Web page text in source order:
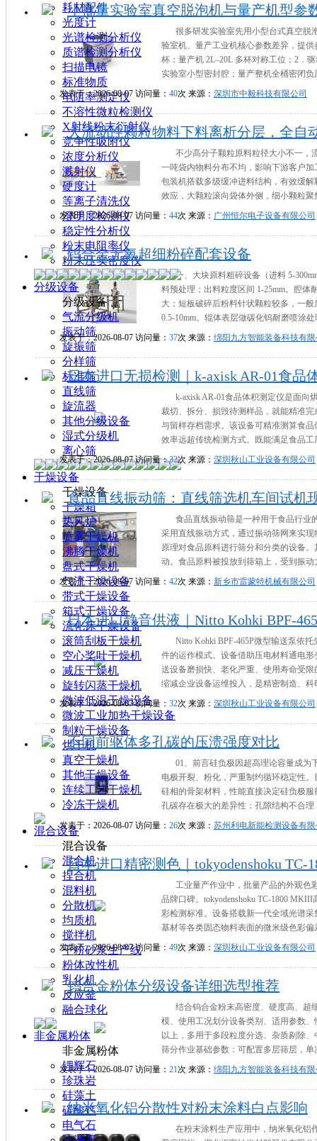
耗材配件
光度计
光谱检测分析仪
质谱检测分析仪
扫描电镜
标准物质
电阻率测定仪
不溶性微粒检测仪
X射线粉末衍射仪
竞争性吸附仪
浓度分析仪
溅射仪
硬度计
等离子清洗仪
澄明度检测仪
稳定性分析仪
粉末电阻率仪
粉末压实密度仪
分级设备
分级设备
气流分级机
振动筛
旋振筛
分样筛
标准筛
直线筛
旋流器
其他分级设备
湿式分级机
离心筛
干燥设备
干燥设备
干燥箱
热风炉
喷雾干燥机
沸腾干燥机
盘式干燥机
气流干燥设备
带式干燥设备
箱式干燥设备
流化床干燥设备
滚筒刮板干燥机
空心桨叶干燥机
减压干燥机
旋转闪蒸干燥机
微波低温干燥设备
微波工业加热干燥设备
制粒干燥设备
烘干机
真空干燥机
其他干燥设备
连续工艺干燥机
冷冻干燥机
混合设备
混合设备
混合机
捏合机
混料机
分散机
均质机
搅拌机
干粉砂浆生产线
粉体改性机
乳化机
反应釜
融合球化
非金属粉体
非金属粉体
锂辉石
珍珠岩
硅藻土
碳酸钙
电气石
小批量实验室真空脱泡机与量产机型参
很多研发实验室先用小型台式真空脱
验室机、量产工业机核心参数差异，提
杯；量产机 2L–20L 多杯对称工位；2．
实验室小型密封腔；量产整机全桶密闭负
发表于：2026-08-07 访问量： 40次 来源： 深圳市中毅科技有限公司
大流动性颗粒物料下料离析分层，全自
不少高分子颗粒原料粒径大小不一，
一吨袋内物料分布不均，影响下游客户
包装机搭载多级缓冲进料结构，有效缓
效应，大颗粒滚向袋体外侧，细小颗粒
发表于：2026-08-07 访问量： 44次 来源： 广州恒尔电子设备有限公司
钨合金无氧超细粉碎配套设备
一、大块原料粗碎设备（进料
料预处理；出料粒度区间 1‑25mm。腔
大；短板破碎后粉料针状颗粒较多，一
0.5‑10mm。辊体表层做碳化钨耐磨喷涂
发表于：2026-08-07 访问量： 37次 来源： 绵阳九方智能装备科技有
日本进口无损检测｜k-axisk AR-01食品
k-axisk AR-01食品体积测定仪是面向
裁切、拆分、损毁待测样品，就能精准
与留样存档需求。该设备可精准测算食
效率远超传统检测方式。既能满足食品
发表于：2026-08-07 访问量：32次 来源： 深圳秋山工业设备有限公司
食品直线振动筛：直线筛选机车间试机
食品直线振动筛是一种用于食品行业
采用直线振动方式，通过振动筛网来实
原理对食品原料进行筛分和分类的设备
动。食品原料被投放到筛箱上，受到振
发表于：2026-08-07 访问量： 42次 来源： 新乡市雷蒙特机械有限公司
日本进口静音供液｜Nitto Kohki BPF-
Nitto Kohki BPF-465P微型输送泵依
件的运作模式。设备借助压电材料通电
送设备磨损快、老化严重、使用寿命受
缩减企业设备运维投入，是精密制造、
发表于：2026-08-07 访问量： 32次 来源： 深圳秋山工业设备有限公司
不同前驱体多孔碳的压溃强度对比
01、前言硅负极因超高理论容量成为
电极开裂、粉化，严重制约循环稳定性
硅相的骨架材料，性能直接决定硅负极
孔碳存在极大的差异性：孔隙结构不合
发表于：2026-08-07 访问量： 26次 来源： 苏州利电新能检测设备有
日本进口精密测色｜tokyodenshoku
工业量产作业中，批量产品的外观色
品牌口碑。tokyodenshoku TC-1800
彩检测标准。设备搭载新一代全域光谱
基材等各类固态物料表面的微米级色彩
发表于：2026-08-07 访问量： 49次 来源： 深圳秋山工业设备有限公司
钨合金粉体分级设备详细选型推荐
结合钨合金粉末高密度、硬度高、超
模、使用工况划分设备类别、适用参数
以上，多用于多段粒度分选、杂质剔除
筛分作业基础参数：可配置多层筛层，
发表于：2026-08-07 访问量： 21次 来源： 绵阳九方智能装备科技有
纳米氧化铝分散性对粉末涂料白点影响
在粉末涂料生产应用中，纳米氧化铝